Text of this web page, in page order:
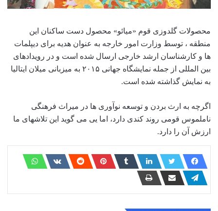
محصولات گلدوزی قوم «میائو» محصول دست ساکنان این
منطقه ، توسط وزارت امور خارجه به عنوان هدیه برای دیپلمات
ها و کارشناسان ارشد خارجی ارسال شده است و در رویدادهای
بین المللی از جمله نمایشگاه جهانی ۲۰۱۵ به میزبانی میلان ایتالیا
به نمایش گذاشته شده است.
اگرچه به ارث بردن و توسعه نوآوری ها در میراث فرهنگی
ناملموس قومی روند کندی دارد، اما یی می گوید این تلاشهای ما
ارزش آن را دارد.